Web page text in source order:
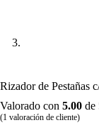
Rizador de Pestañas
Valorado con 5.00 de
(1 valoración de cliente)